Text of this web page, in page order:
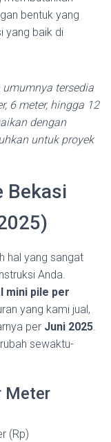
bentuk yang
yang baik di
tersedia
6 meter, hingga 12
dengan
untuk proyek
Bekasi
hal yang sangat
Anda.
mini pile per
yang kami jual,
per Juni 2025.
sewaktu-
Meter
(Rp)